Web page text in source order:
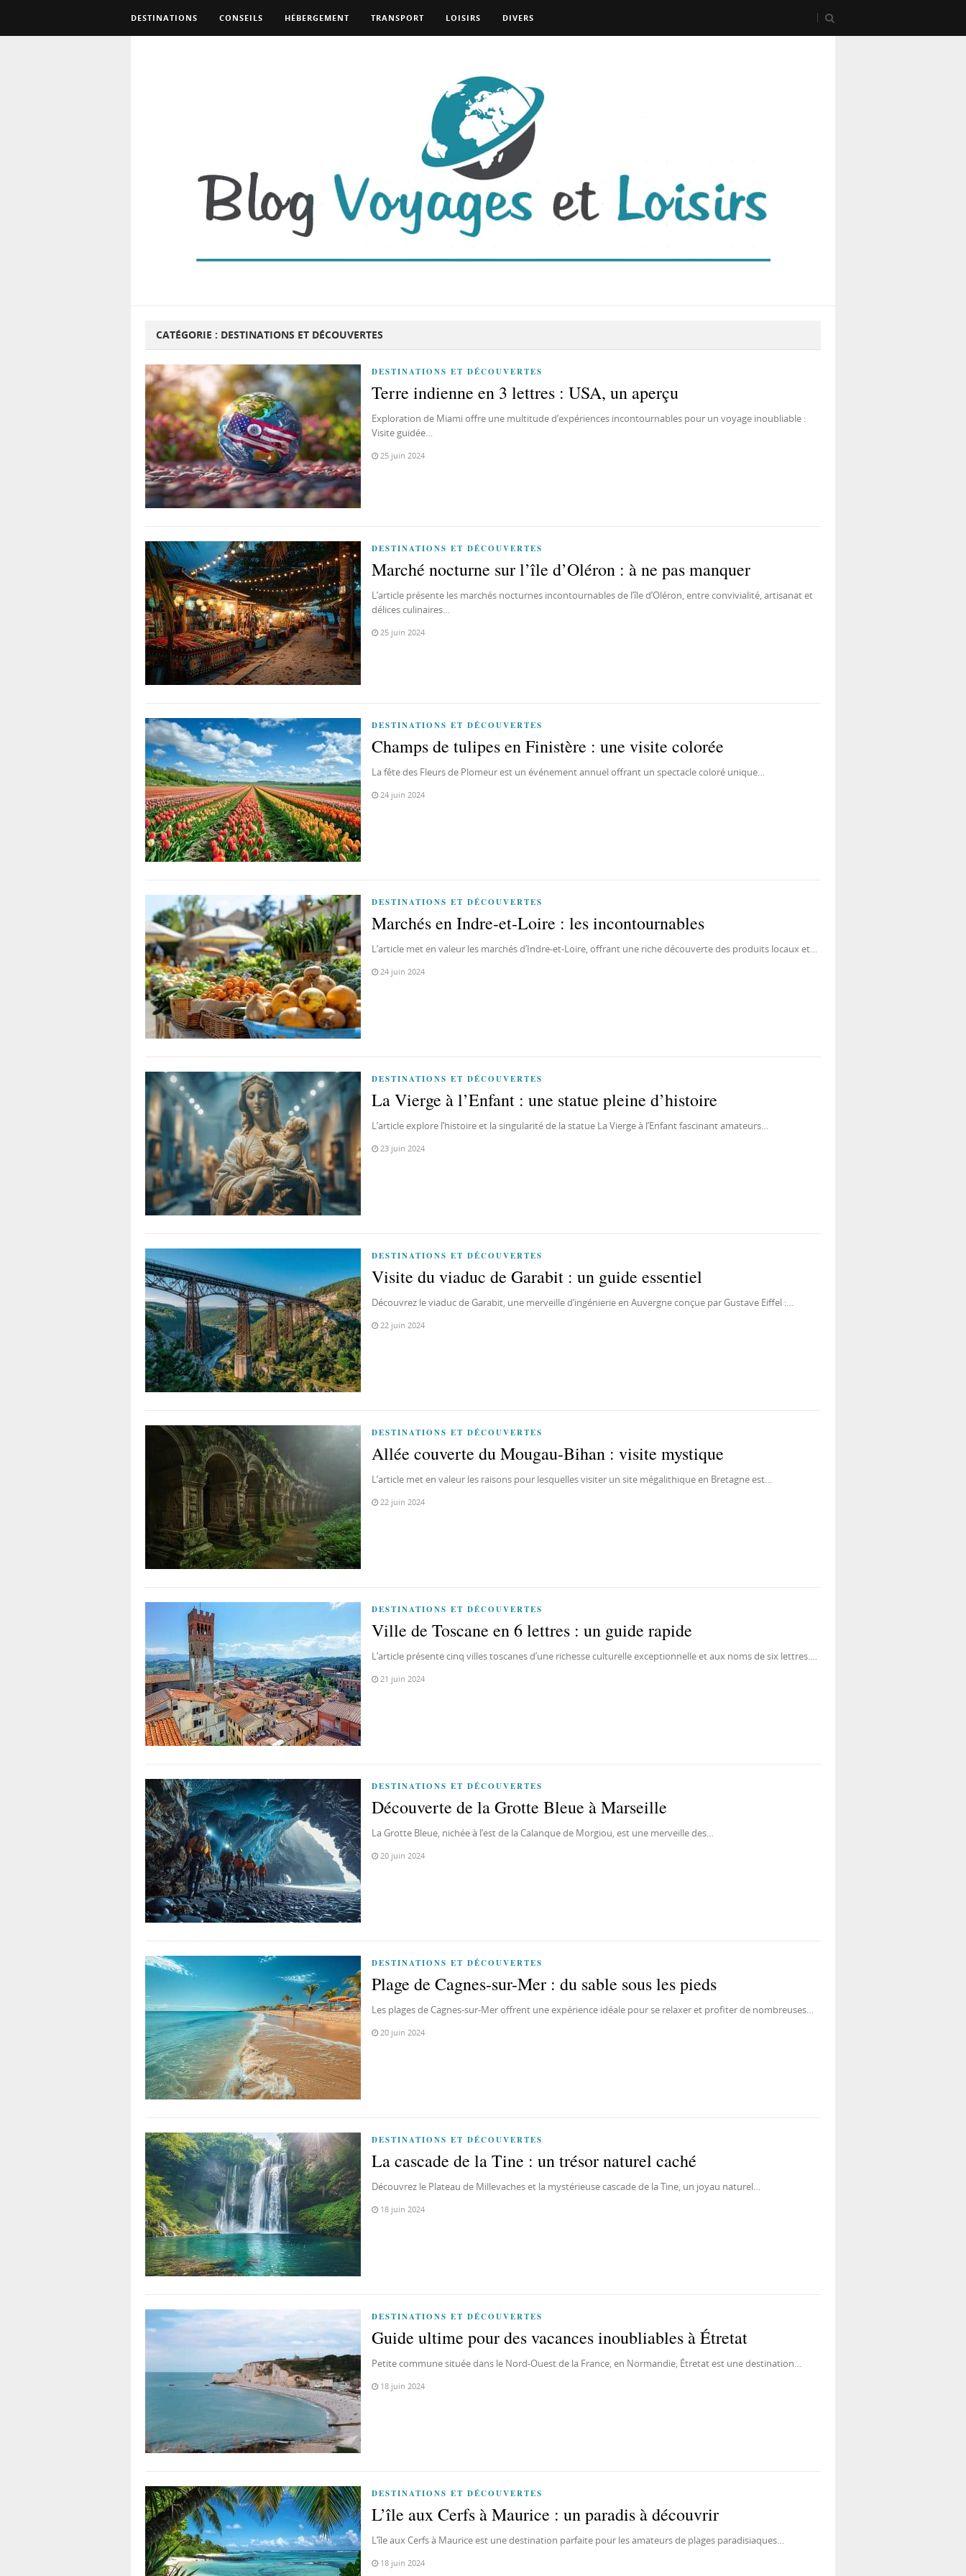
DESTINATIONS CONSEILS HÉBERGEMENT TRANSPORT LOISIRS DIVERS
CATÉGORIE : DESTINATIONS ET DÉCOUVERTES
DESTINATIONS ET DÉCOUVERTES
Terre indienne en 3 lettres : USA, un aperçu
Exploration de Miami offre une multitude d’expériences incontournables pour un voyage inoubliable :
Visite guidée…
25 juin 2024
DESTINATIONS ET DÉCOUVERTES
Marché nocturne sur l’île d’Oléron : à ne pas manquer
L’article présente les marchés nocturnes incontournables de l’île d’Oléron, entre convivialité, artisanat et
délices culinaires…
25 juin 2024
DESTINATIONS ET DÉCOUVERTES
Champs de tulipes en Finistère : une visite colorée
La fête des Fleurs de Plomeur est un événement annuel offrant un spectacle coloré unique…
24 juin 2024
DESTINATIONS ET DÉCOUVERTES
Marchés en Indre-et-Loire : les incontournables
L’article met en valeur les marchés d’Indre-et-Loire, offrant une riche découverte des produits locaux et…
24 juin 2024
DESTINATIONS ET DÉCOUVERTES
La Vierge à l’Enfant : une statue pleine d’histoire
L’article explore l’histoire et la singularité de la statue La Vierge à l’Enfant fascinant amateurs…
23 juin 2024
DESTINATIONS ET DÉCOUVERTES
Visite du viaduc de Garabit : un guide essentiel
Découvrez le viaduc de Garabit, une merveille d’ingénierie en Auvergne conçue par Gustave Eiffel :…
22 juin 2024
DESTINATIONS ET DÉCOUVERTES
Allée couverte du Mougau-Bihan : visite mystique
L’article met en valeur les raisons pour lesquelles visiter un site mégalithique en Bretagne est…
22 juin 2024
DESTINATIONS ET DÉCOUVERTES
Ville de Toscane en 6 lettres : un guide rapide
L’article présente cinq villes toscanes d’une richesse culturelle exceptionnelle et aux noms de six lettres.…
21 juin 2024
DESTINATIONS ET DÉCOUVERTES
Découverte de la Grotte Bleue à Marseille
La Grotte Bleue, nichée à l’est de la Calanque de Morgiou, est une merveille des…
20 juin 2024
DESTINATIONS ET DÉCOUVERTES
Plage de Cagnes-sur-Mer : du sable sous les pieds
Les plages de Cagnes-sur-Mer offrent une expérience idéale pour se relaxer et profiter de nombreuses…
20 juin 2024
DESTINATIONS ET DÉCOUVERTES
La cascade de la Tine : un trésor naturel caché
Découvrez le Plateau de Millevaches et la mystérieuse cascade de la Tine, un joyau naturel…
18 juin 2024
DESTINATIONS ET DÉCOUVERTES
Guide ultime pour des vacances inoubliables à Étretat
Petite commune située dans le Nord-Ouest de la France, en Normandie, Étretat est une destination…
18 juin 2024
DESTINATIONS ET DÉCOUVERTES
L’île aux Cerfs à Maurice : un paradis à découvrir
L’île aux Cerfs à Maurice est une destination parfaite pour les amateurs de plages paradisiaques…
18 juin 2024